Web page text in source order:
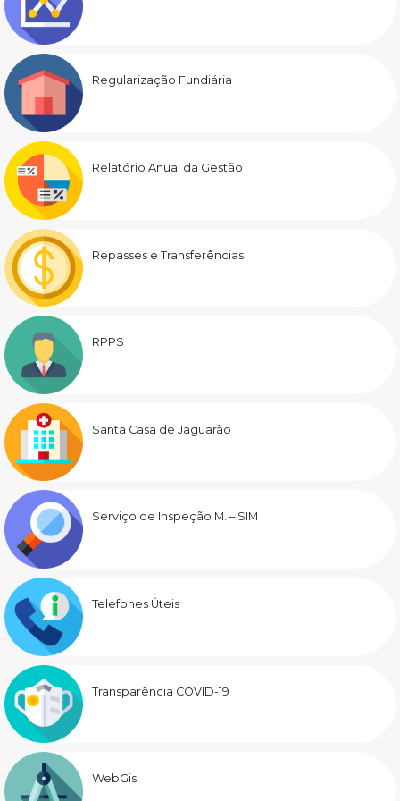
Regularização Fundiária
Relatório Anual da Gestão
Repasses e Transferências
RPPS
Santa Casa de Jaguarão
Serviço de Inspeção M. – SIM
Telefones Úteis
Transparência COVID-19
WebGis